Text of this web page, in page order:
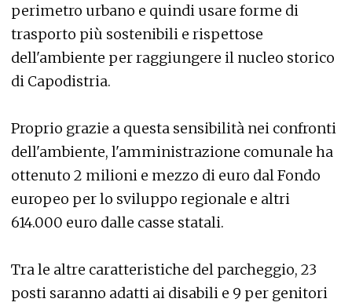
perimetro urbano e quindi usare forme di
trasporto più sostenibili e rispettose
dell'ambiente per raggiungere il nucleo storico
di Capodistria.
Proprio grazie a questa sensibilità nei confronti
dell'ambiente, l'amministrazione comunale ha
ottenuto 2 milioni e mezzo di euro dal Fondo
europeo per lo sviluppo regionale e altri
614.000 euro dalle casse statali.
Tra le altre caratteristiche del parcheggio, 23
posti saranno adatti ai disabili e 9 per genitori